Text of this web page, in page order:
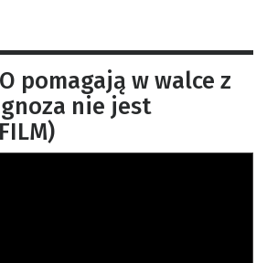
pomagają w walce z
nie jest